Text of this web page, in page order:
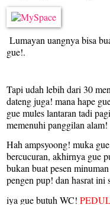
Lumayan uangnya bisa
gue!.
Tapi udah lebih dari 30
dateng juga! mana hape
gue mules lantaran tadi
memenuhi panggilan alam!
Hah ampsyoong! muka
bercucuran, akhirnya gue
bukan buat pesen
pengen pup! dan hasrat
iya gue butuh WC!